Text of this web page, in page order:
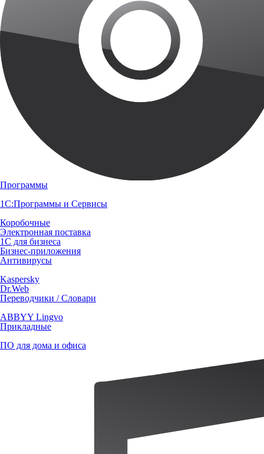
Программы
1С:Программы и Сервисы
Коробочные
Электронная поставка
1С для бизнеса
Бизнес-приложения
Антивирусы
Kaspersky
Dr.Web
Переводчики / Словари
ABBYY Lingvo
Прикладные
ПО для дома и офиса